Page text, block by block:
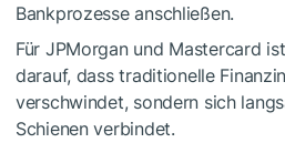
Bankprozesse anschließen.
Für JPMorgan und Mastercard
darauf, dass traditionelle
verschwindet, sondern sich
Schienen verbindet.